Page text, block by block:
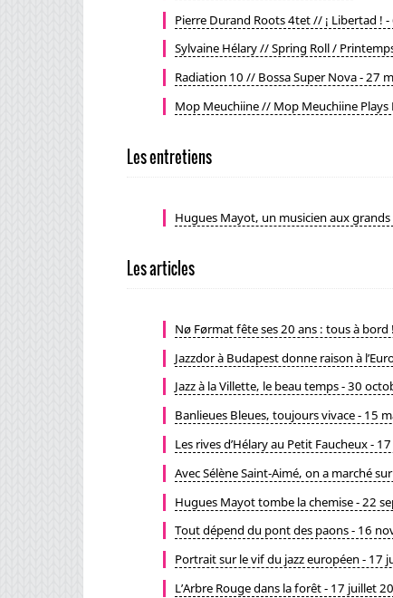
Pierre Durand Roots 4tet // ¡ Libertad !
Sylvaine Hélary // Spring Roll /
Radiation 10 // Bossa Super Nova - 27
Mop Meuchiine // Mop Meuchiine
Les entretiens
Hugues Mayot, un musicien aux
Les articles
Nø Førmat fête ses 20 ans : tous à
Jazzdor à Budapest donne raison à
Jazz à la Villette, le beau temps - 30
Banlieues Bleues, toujours vivace - 15
Les rives d’Hélary au Petit Faucheux -
Avec Sélène Saint-Aimé, on a marché
Hugues Mayot tombe la chemise - 22
Tout dépend du pont des paons - 16
Portrait sur le vif du jazz européen - 17
L’Arbre Rouge dans la forêt - 17 juillet